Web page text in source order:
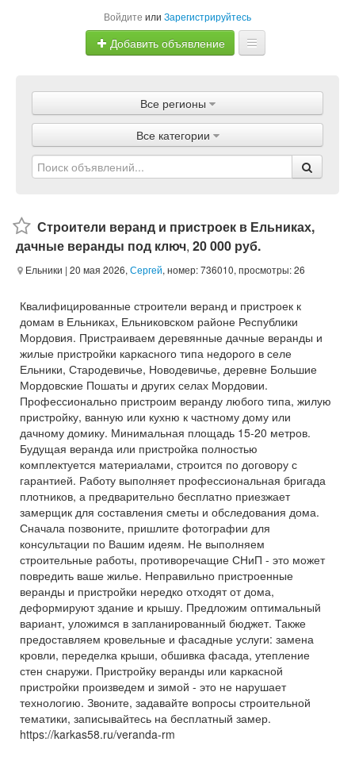
Войдите или Зарегистрируйтесь
Добавить объявление
Объявления
Магазины
Услуги
Все регионы
Все категории
Строители веранд и пристроек в Ельниках,
дачные веранды под ключ, 20 000 руб.
Ельники | 20 мая 2026, Сергей, номер: 736010, просмотры: 26
Квалифицированные строители веранд и пристроек к
домам в Ельниках, Ельниковском районе Республики
Мордовия. Пристраиваем деревянные дачные веранды и
жилые пристройки каркасного типа недорого в селе
Ельники, Стародевичье, Новодевичье, деревне Большие
Мордовские Пошаты и других селах Мордовии.
Профессионально пристроим веранду любого типа, жилую
пристройку, ванную или кухню к частному дому или
дачному домику. Минимальная площадь 15-20 метров.
Будущая веранда или пристройка полностью
комплектуется материалами, строится по договору с
гарантией. Работу выполняет профессиональная бригада
плотников, а предварительно бесплатно приезжает
замерщик для составления сметы и обследования дома.
Сначала позвоните, пришлите фотографии для
консультации по Вашим идеям. Не выполняем
строительные работы, противоречащие СНиП - это может
повредить ваше жилье. Неправильно пристроенные
веранды и пристройки нередко отходят от дома,
деформируют здание и крышу. Предложим оптимальный
вариант, уложимся в запланированный бюджет. Также
предоставляем кровельные и фасадные услуги: замена
кровли, переделка крыши, обшивка фасада, утепление
стен снаружи. Пристройку веранды или каркасной
пристройки произведем и зимой - это не нарушает
технологию. Звоните, задавайте вопросы строительной
тематики, записывайтесь на бесплатный замер.
https://karkas58.ru/veranda-rm